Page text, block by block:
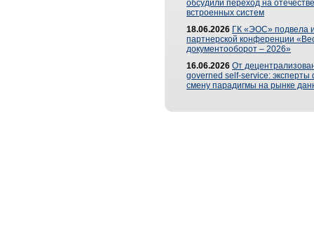
обсудили переход на
встроенных систем
18.06.2026 ГК «ЭОС» подвела
партнерской конференции
документооборот – 2026»
16.06.2026 От
governed self-service: эксперты
смену парадигмы на рынке